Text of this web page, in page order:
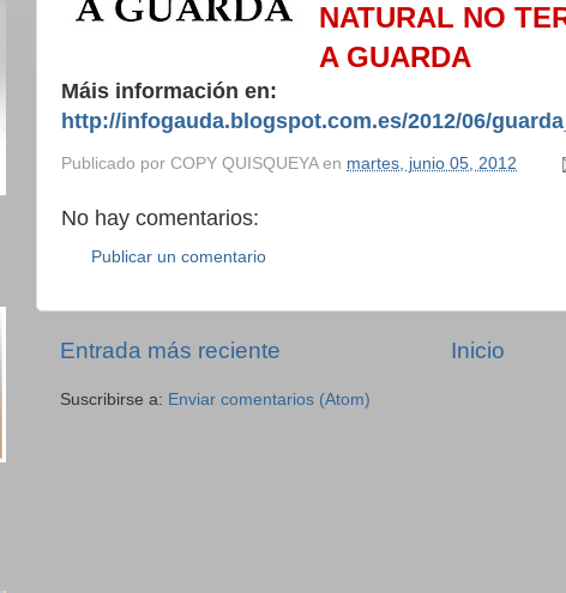
NATURAL NO
A GUARDA
Máis información en:
http://infogauda.blogspot.com.es/2012/06/
Publicado por COPY QUISQUEYA en martes, junio 05, 2012
No hay comentarios:
Publicar un comentario
Entrada más reciente Inicio
Suscribirse a: Enviar comentarios (Atom)